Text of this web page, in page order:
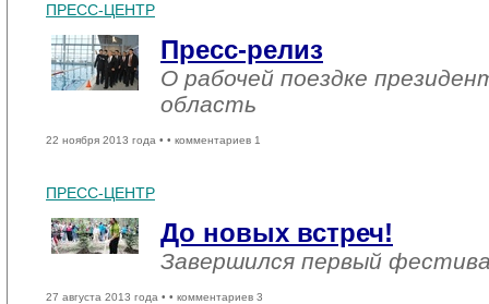
ПРЕСС-ЦЕНТР
Пресс-релиз
О рабочей поездке
область
22 ноября 2013 года • • комментариев 1
ПРЕСС-ЦЕНТР
До новых встреч!
Завершился первый
27 августа 2013 года • • комментариев 3